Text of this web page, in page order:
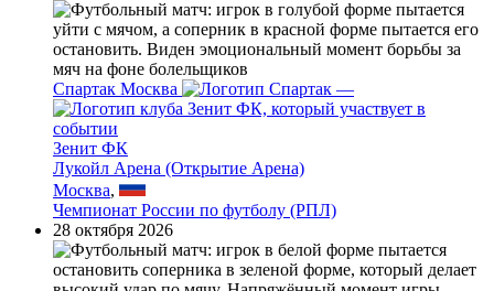
Спартак Москва —
Зенит ФК
Лукойл Арена (Открытие Арена)
Москва,
Чемпионат России по футболу (РПЛ)
28 октября 2026